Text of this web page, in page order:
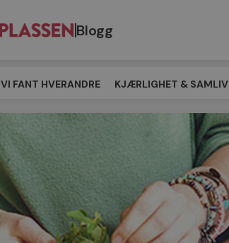
Blogg
VI FANT HVERANDRE KJÆRLIGHET & SAMLIV
MATCHING TIL MØTEPLASSEN